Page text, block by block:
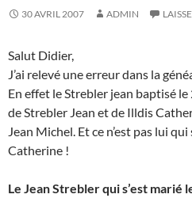
30 AVRIL 2007 ADMIN
Salut Didier,
J’ai relevé une erreur dans la
En effet le Strebler jean baptisé
de Strebler Jean et de Illdis
Jean Michel. Et ce n’est pas lui
Catherine !
Le Jean Strebler qui s’est